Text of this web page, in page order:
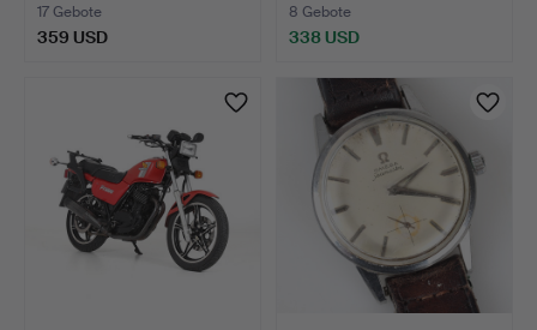
17 Gebote
359 USD
8 Gebote
338 USD